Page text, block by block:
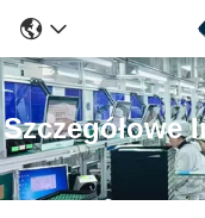
Szczegółowe